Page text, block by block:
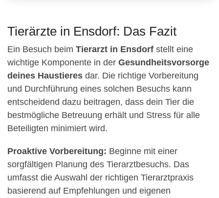
Tierärzte in Ensdorf: Das Fazit
Ein Besuch beim Tierarzt in Ensdorf stellt eine
wichtige Komponente in der Gesundheitsvorsorge
deines Haustieres dar. Die richtige Vorbereitung
und Durchführung eines solchen Besuchs kann
entscheidend dazu beitragen, dass dein Tier die
bestmögliche Betreuung erhält und Stress für alle
Beteiligten minimiert wird.
Proaktive Vorbereitung: Beginne mit einer
sorgfältigen Planung des Tierarztbesuchs. Das
umfasst die Auswahl der richtigen Tierarztpraxis
basierend auf Empfehlungen und eigenen